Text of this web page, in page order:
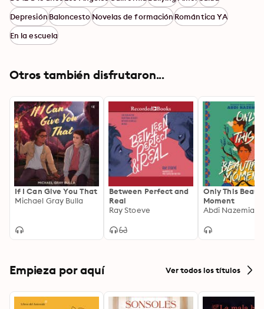
DepresiónBaloncestoNovelas de formaciónRomántica YA
En la escuela
Otros también disfrutaron...
If I Can Give You That
Michael Gray Bulla
Between Perfect and
Real
Ray Stoeve
Only This
Moment
Abdi Nazemian
Empieza por aquí Ver todos los títulos